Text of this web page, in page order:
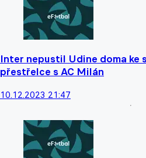
Inter nepustil Udine doma ke
přestřelce s AC Milán
10.12.2023 21:47